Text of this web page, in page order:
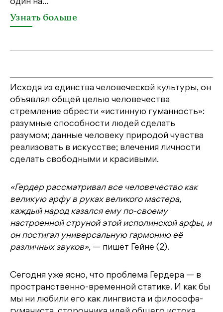
один на...
Узнать больше
Исходя из единства человеческой культуры, он
объявлял общей целью человечества
стремление обрести «истинную гуманность»:
разумные способности людей сделать
разумом; данные человеку природой чувства
реализовать в искусстве; влечения личности
сделать свободными и красивыми.
«Гердер рассматривал все человечество как
великую арфу в руках великого мастера,
каждый народ казался ему по-своему
настроенной струной этой исполинской арфы, и
он постигал универсальную гармонию её
различных звуков», — пишет Гейне (2).
Сегодня уже ясно, что проблема Гердера — в
пространственно-временной статике. И как бы
мы ни любили его как лингвиста и философа-